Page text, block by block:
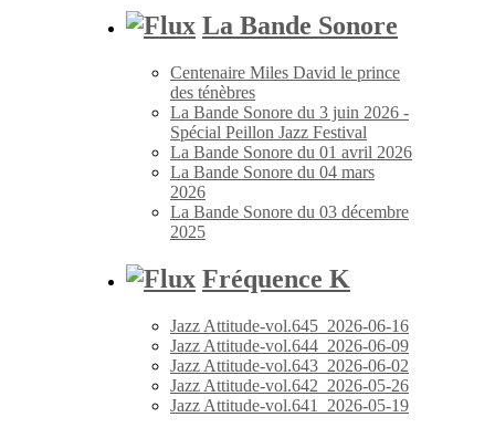
La Bande Sonore
Centenaire Miles David le prince
des ténèbres
La Bande Sonore du 3 juin 2026 -
Spécial Peillon Jazz Festival
La Bande Sonore du 01 avril 2026
La Bande Sonore du 04 mars
2026
La Bande Sonore du 03 décembre
2025
Fréquence K
Jazz Attitude-vol.645_2026-06-16
Jazz Attitude-vol.644_2026-06-09
Jazz Attitude-vol.643_2026-06-02
Jazz Attitude-vol.642_2026-05-26
Jazz Attitude-vol.641_2026-05-19